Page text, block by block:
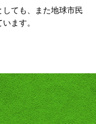
しても、また地球市民
ます。